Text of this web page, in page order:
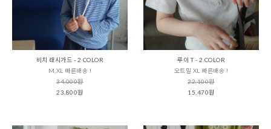
비치 래시가드 - 2 COLOR
M,XL 빠른배송 !
34,000원
23,800원
루이 T - 2 COLOR
오트밀 XL 빠른배송 !
22,100원
15,470원